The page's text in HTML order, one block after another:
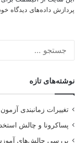
پردازش داده‌های دیدگاه
نوشته‌های تازه
تغییرات زمانبندی آزمون CKA در سال ۲۰۲۳
پساکرونا و چالش
بررسی چالش‌های